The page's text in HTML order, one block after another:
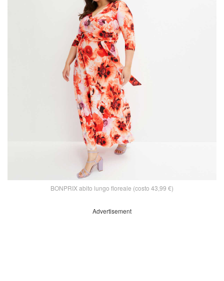
BONPRIX abito lungo floreale (costo 43,99 €)
Advertisement